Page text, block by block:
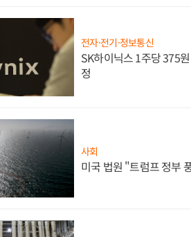
전자·전기·정보통신
SK하이닉스 1주당 375
정
사회
미국 법원 "트럼프 정부